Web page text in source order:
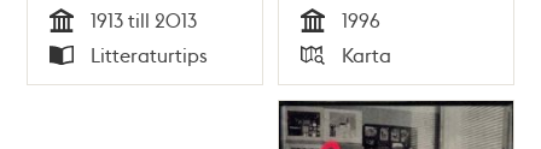
Tid
1913 till 2013
Typ
Litteraturtips Tid
1996
Typ
Karta